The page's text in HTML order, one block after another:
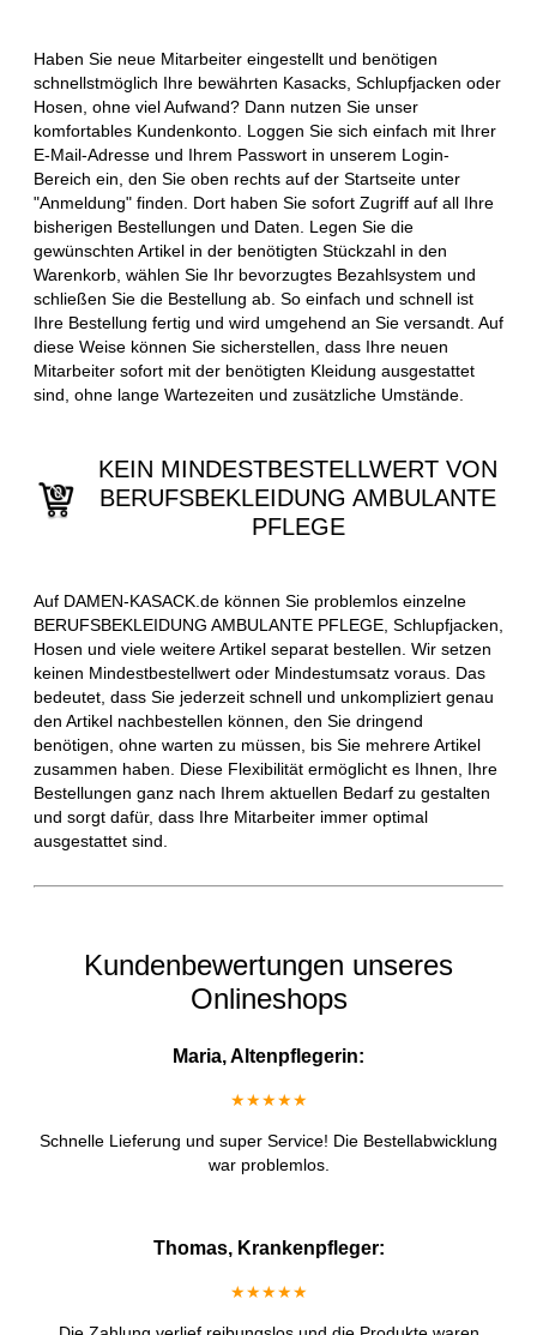
Haben Sie neue Mitarbeiter eingestellt und benötigen
schnellstmöglich Ihre bewährten Kasacks, Schlupfjacken oder
Hosen, ohne viel Aufwand? Dann nutzen Sie unser
komfortables Kundenkonto. Loggen Sie sich einfach mit Ihrer
E-Mail-Adresse und Ihrem Passwort in unserem Login-
Bereich ein, den Sie oben rechts auf der Startseite unter
"Anmeldung" finden. Dort haben Sie sofort Zugriff auf all Ihre
bisherigen Bestellungen und Daten. Legen Sie die
gewünschten Artikel in der benötigten Stückzahl in den
Warenkorb, wählen Sie Ihr bevorzugtes Bezahlsystem und
schließen Sie die Bestellung ab. So einfach und schnell ist
Ihre Bestellung fertig und wird umgehend an Sie versandt. Auf
diese Weise können Sie sicherstellen, dass Ihre neuen
Mitarbeiter sofort mit der benötigten Kleidung ausgestattet
sind, ohne lange Wartezeiten und zusätzliche Umstände.
KEIN MINDESTBESTELLWERT VON
BERUFSBEKLEIDUNG AMBULANTE
PFLEGE
Auf DAMEN-KASACK.de können Sie problemlos einzelne
BERUFSBEKLEIDUNG AMBULANTE PFLEGE, Schlupfjacken,
Hosen und viele weitere Artikel separat bestellen. Wir setzen
keinen Mindestbestellwert oder Mindestumsatz voraus. Das
bedeutet, dass Sie jederzeit schnell und unkompliziert genau
den Artikel nachbestellen können, den Sie dringend
benötigen, ohne warten zu müssen, bis Sie mehrere Artikel
zusammen haben. Diese Flexibilität ermöglicht es Ihnen, Ihre
Bestellungen ganz nach Ihrem aktuellen Bedarf zu gestalten
und sorgt dafür, dass Ihre Mitarbeiter immer optimal
ausgestattet sind.
Kundenbewertungen unseres
Onlineshops
Maria, Altenpflegerin:
★★★★★
Schnelle Lieferung und super Service! Die Bestellabwicklung
war problemlos.
Thomas, Krankenpfleger:
★★★★★